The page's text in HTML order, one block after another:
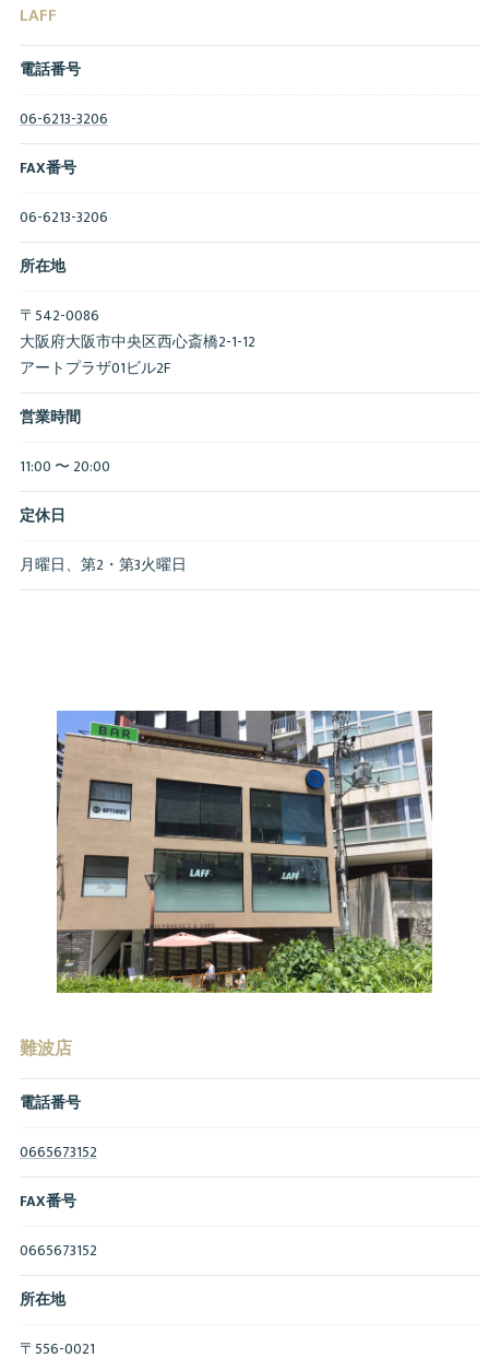
LAFF
電話番号
06-6213-3206
FAX番号
06-6213-3206
所在地
〒542-0086
大阪府大阪市中央区西心斎橋2-1-12
アートプラザ01ビル2F
営業時間
11:00 〜 20:00
定休日
月曜日、第2・第3火曜日
難波店
電話番号
0665673152
FAX番号
0665673152
所在地
〒556-0021